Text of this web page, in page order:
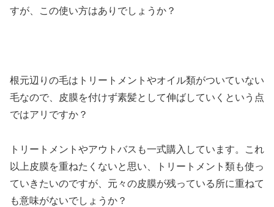
すが、この使い方はありでしょうか？
根元辺りの毛はトリートメントやオイル類がついていない
毛なので、皮膜を付けず素髪として伸ばしていくという点
ではアリですか？
トリートメントやアウトバスも一式購入しています。これ
以上皮膜を重ねたくないと思い、トリートメント類も使っ
ていきたいのですが、元々の皮膜が残っている所に重ねて
も意味がないでしょうか？